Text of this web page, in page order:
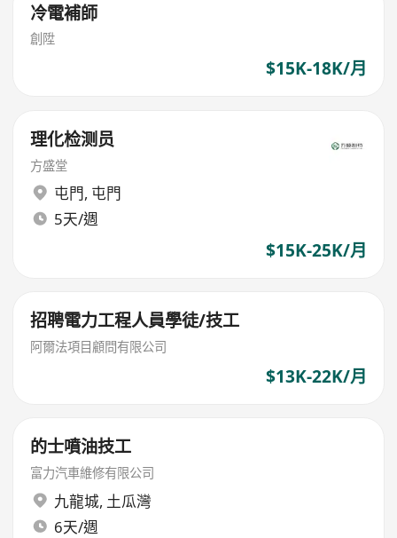
冷電補師
創陞
$15K-18K/月
理化检测员
方盛堂
屯門, 屯門
5天/週
$15K-25K/月
招聘電力工程人員學徒/技工
阿爾法項目顧問有限公司
$13K-22K/月
的士噴油技工
富力汽車維修有限公司
九龍城, 土瓜灣
6天/週